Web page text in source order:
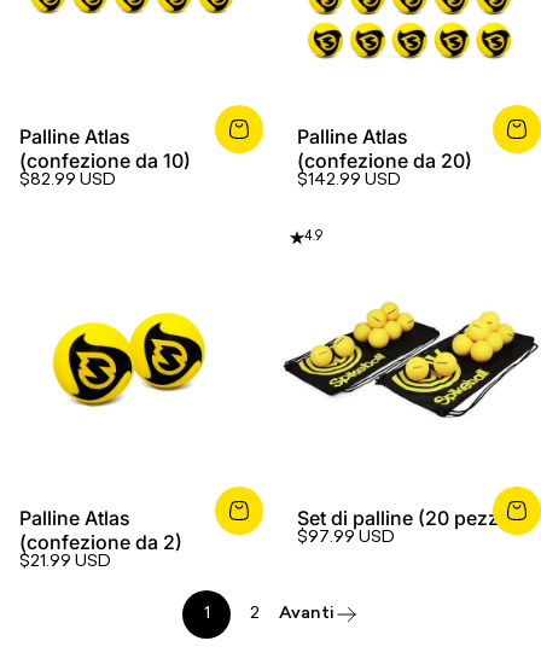
Palline Atlas
(confezione da 10)
$82.99 USD
Palline Atlas
(confezione da 20)
$142.99 USD
Palline Atlas
(confezione da 2)
$21.99 USD
4.9
Set di palline (20 pezzi)
$97.99 USD
1 2 Avanti